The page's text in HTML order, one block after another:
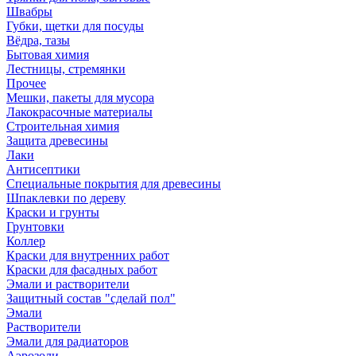
Швабры
Губки, щетки для посуды
Вёдра, тазы
Бытовая химия
Лестницы, стремянки
Прочее
Мешки, пакеты для мусора
Лакокрасочные материалы
Строительная химия
Защита древесины
Лаки
Антисептики
Специальные покрытия для древесины
Шпаклевки по дереву
Краски и грунты
Грунтовки
Коллер
Краски для внутренних работ
Краски для фасадных работ
Эмали и растворители
Защитный состав "сделай пол"
Эмали
Растворители
Эмали для радиаторов